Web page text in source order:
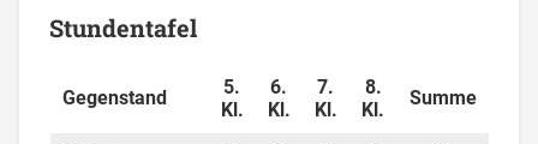
Stundentafel
Gegenstand
5.
Kl.
6.
Kl.
7.
Kl.
8.
Kl.
Summe